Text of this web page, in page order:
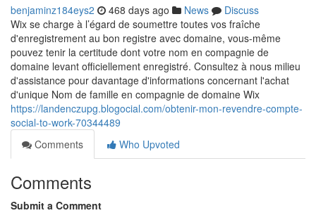
benjaminz184eys2 468 days ago News
Discuss
Wix se charge à l’égard de soumettre toutes vos fraîche
d'enregistrement au bon registre avec domaine, vous-même
pouvez tenir la certitude dont votre nom en compagnie de
domaine levant officiellement enregistré. Consultez à nous milieu
d'assistance pour davantage d'informations concernant l'achat
d'unique Nom de famille en compagnie de domaine Wix
https://landenczupg.blogocial.com/obtenir-mon-revendre-compte-
social-to-work-70344489
Comments
Who Upvoted
Comments
Submit a Comment